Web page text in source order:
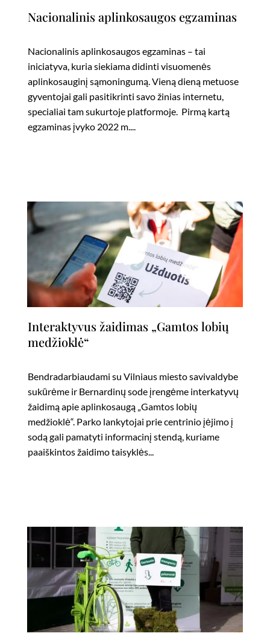
Nacionalinis aplinkosaugos egzaminas
Nacionalinis aplinkosaugos egzaminas – tai
iniciatyva, kuria siekiama didinti visuomenės
aplinkosauginį sąmoningumą. Vieną dieną metuose
gyventojai gali pasitikrinti savo žinias internetu,
specialiai tam sukurtoje platformoje. Pirmą kartą
egzaminas įvyko 2022 m....
Interaktyvus žaidimas „Gamtos lobių
medžioklė“
Bendradarbiaudami su Vilniaus miesto savivaldybe
sukūrėme ir Bernardinų sode įrengėme interkatyvų
žaidimą apie aplinkosaugą „Gamtos lobių
medžioklė“. Parko lankytojai prie centrinio įėjimo į
sodą gali pamatyti informacinį stendą, kuriame
paaiškintos žaidimo taisyklės...